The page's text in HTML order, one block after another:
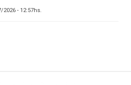
2026 - 12:57hs.